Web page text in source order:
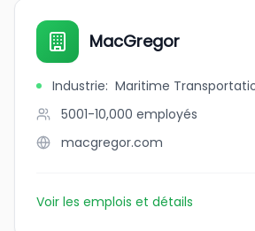
MacGregor
Industrie: Maritime
5001-10,000 employés
macgregor.com
Voir les emplois et détails